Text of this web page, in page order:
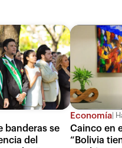
banderas se
del
Economía
Cainco en
“Bolivia